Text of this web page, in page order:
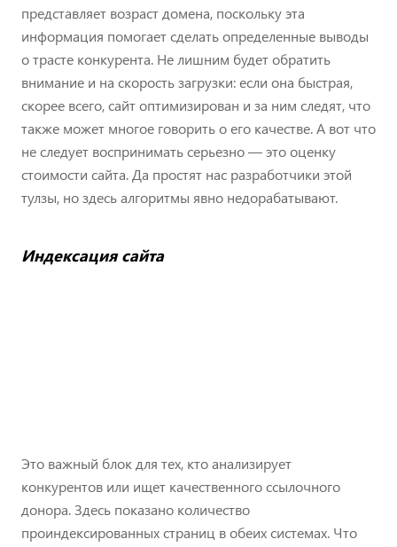
представляет возраст домена, поскольку эта
информация помогает сделать определенные выводы
о трасте конкурента. Не лишним будет обратить
внимание и на скорость загрузки: если она быстрая,
скорее всего, сайт оптимизирован и за ним следят, что
также может многое говорить о его качестве. А вот что
не следует воспринимать серьезно — это оценку
стоимости сайта. Да простят нас разработчики этой
тулзы, но здесь алгоритмы явно недорабатывают.
Индексация сайта
Это важный блок для тех, кто анализирует
конкурентов или ищет качественного ссылочного
донора. Здесь показано количество
проиндексированных страниц в обеих системах. Что